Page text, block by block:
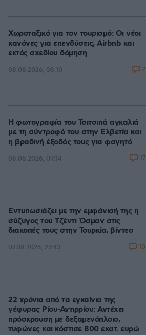
Χωροταξικό για τον τουρισμό: Οι νέοι
κανόνες για επενδύσεις, Airbnb και
εκτός σχεδίου δόμηση
08.08.2026, 08:10 2
Η φωτογραφία του Τσιτσιπά αγκαλιά
με τη σύντροφό του στην Ελβετία και
η βραδινή έξοδός τους για φαγητό
08.08.2026, 09:14 17
Εντυπωσιάζει με την εμφάνισή της η
σύζυγος του Τζέντι Όσμαν στις
διακοπές τους στην Τουρκία, βίντεο
07.08.2026, 23:43 10
22 χρόνια από τα εγκαίνια της
γέφυρας Ρίου-Αντιρρίου: Αντέχει
πρόσκρουση με δεξαμενόπλοιο,
τυφώνες και κόστισε 800 εκατ. ευρώ